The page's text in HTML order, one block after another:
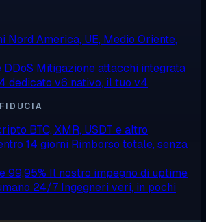
Nord America, UE, Medio Oriente,
DDoS Mitigazione attacchi integrata
dedicato v6 nativo, il tuo v4
BTC, XMR, USDT e altro
14 giorni Rimborso totale, senza
99,95% Il nostro impegno di uptime
24/7 Ingegneri veri, in pochi